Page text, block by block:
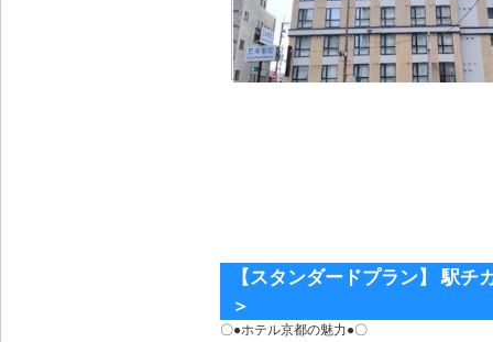
【スタンダードプラン】 駅
＞
〇●ホテル京都の魅力●〇